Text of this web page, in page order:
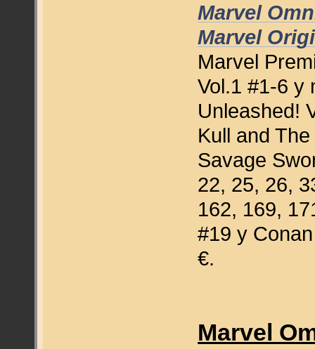
Marvel
Marvel
Marvel
Vol.1 #1-6 y
Unleashed!
Kull and
Savage
22, 25, 26,
162, 169,
#19 y
€.
Marvel